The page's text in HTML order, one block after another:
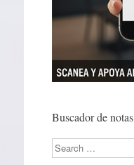
Buscador de notas
Search